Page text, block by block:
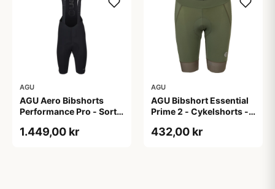
AGU
AGU Aero Bibshorts
Performance Pro - Sort -
1.449,00 kr
AGU
AGU Bibshort Essential
Prime 2 - Cykelshorts -
2XL
432,00 kr